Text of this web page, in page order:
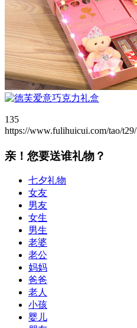
135
https://www.fulihuicui.com/tao/t29/
亲！您要送谁礼物？
七夕礼物
女友
男友
女生
男生
老婆
老公
妈妈
爸爸
老人
小孩
婴儿